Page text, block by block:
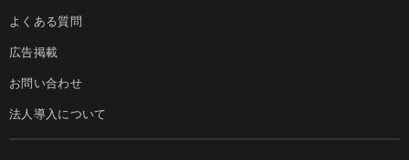
よくある質問
広告掲載
お問い合わせ
法人導入について